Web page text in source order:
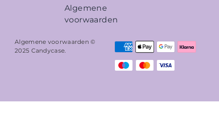
Algemene
voorwaarden
Algemene voorwaarden ©
2025 Candycase.